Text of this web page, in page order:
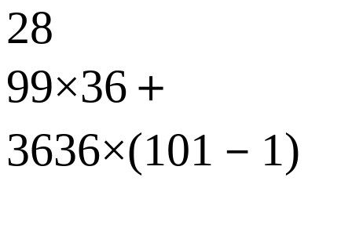
28
99×36＋
3636×(101－1)